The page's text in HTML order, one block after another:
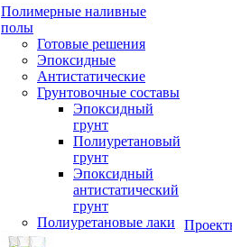
Полимерные наливные
полы
Готовые решения
Эпоксидные
Антистатические
Грунтовочные составы
Эпоксидный
грунт
Полиуретановый
грунт
Эпоксидный
антистатический
грунт
Полиуретановые лаки